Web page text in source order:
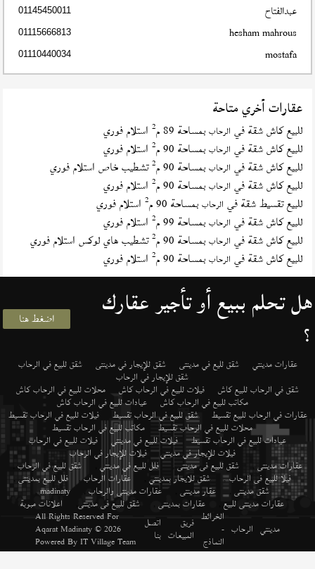
عبدالفتاح 01145450011
hesham mahrous
01115666813
mostafa
01110440034
عقارات أخري متاحة
للبيع كاش شقة في الرحاب بمساحة 89 م 2 استلام فوري
للبيع كاش شقة في الرحاب بمساحة 90 م 2 استلام فوري
للبيع كاش شقة في الرحاب بمساحة 90 م 2تشطيب خاص استلام فوري
للبيع كاش شقة في الرحاب بمساحة 90 م 2 استلام فوري
للبيع تقسيط شقة في الرحاب بمساحة 90 م 2 استلام فوري
للبيع كاش شقة في الرحاب بمساحة 99 م 2 استلام فوري
للبيع كاش شقة في الرحاب بمساحة 90 م 2تشطيب هاي لوكس استلام فوري
للبيع كاش شقة في الرحاب بمساحة 90 م 2 استلام فوري
هل تحلم ببيع أو تأجير عقارك
؟ اضغط هنا
عقارات مدينتي شقق لليع في مدينتى شقق للإيجار في مدينتى شقق للبيع في الرحاب
شقق للإيجار في الرحاب
شقق في الرحاب للبيع كاش فيلات للبيع في الرحاب كاش محلات للبيع في الرحاب كاش
مكاتب للبيع في الرحاب كاش عيادات للبيع في الرحاب كاش
عقارات في الرحاب للبيع تقسيط شقق للبيع في الرحاب تقسيط فيلات للبيع في الرحاب تقسيط
محلات للبيع في الرحاب تقسيط مكاتب للبيع في الرحاب تقسيط
عيادات للبيع في الرحاب تقسيط فيلات للبيع في مدينتي فيلات للبيع في الرحاب
فيلات للإيجار في مدينتي فيلات للإيجار في الرحاب
عقارات مدينتى , شقق للبيع فى مدينتى , فلل للبيع في مدينتي , شقق للبيع في الرحاب
فيلا للبيع فى الرحاب, شقق للايجار بمدينتي عقارات الرحاب, فلل للبيع بمدينتى ,
شقق مدينتى , عقار مدينتى عقارات مدينتى والرحاب madinaty
,
عقارات مدينتى للبيع عقارات بمدينتى شقق للبيع فى مدينتى
اعلانات مبوبة
مدينتي الرحاب
الخرائط
-
النماذج
فريق
المبيعات
اتصل
بنا
All Rights Reserved For
Aqarat Madinaty© 2026
Powered ByIT Village Team